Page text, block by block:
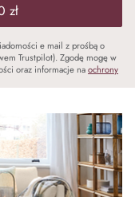
zł
e mail z prośbą o
Trustpilot). Zgodę mogę w
oraz informacje naochrony